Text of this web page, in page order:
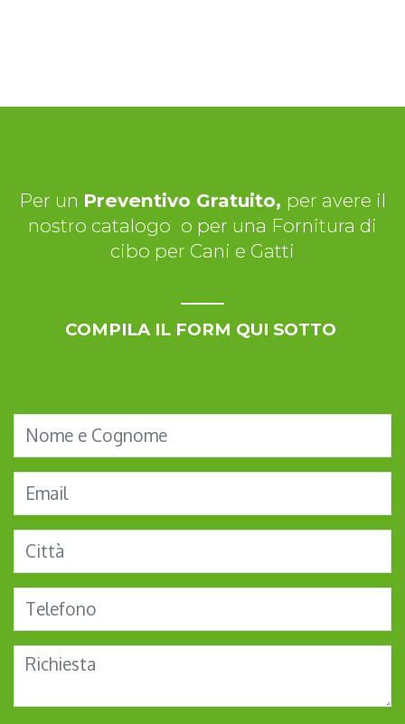
Per un Preventivo Gratuito, per avere il
nostro catalogo o per una Fornitura di
cibo per Cani e Gatti
COMPILA IL FORM QUI SOTTO